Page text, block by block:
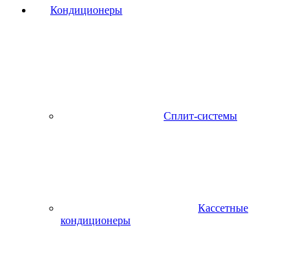
Кондиционеры
Сплит-системы
Кассетные
кондиционеры